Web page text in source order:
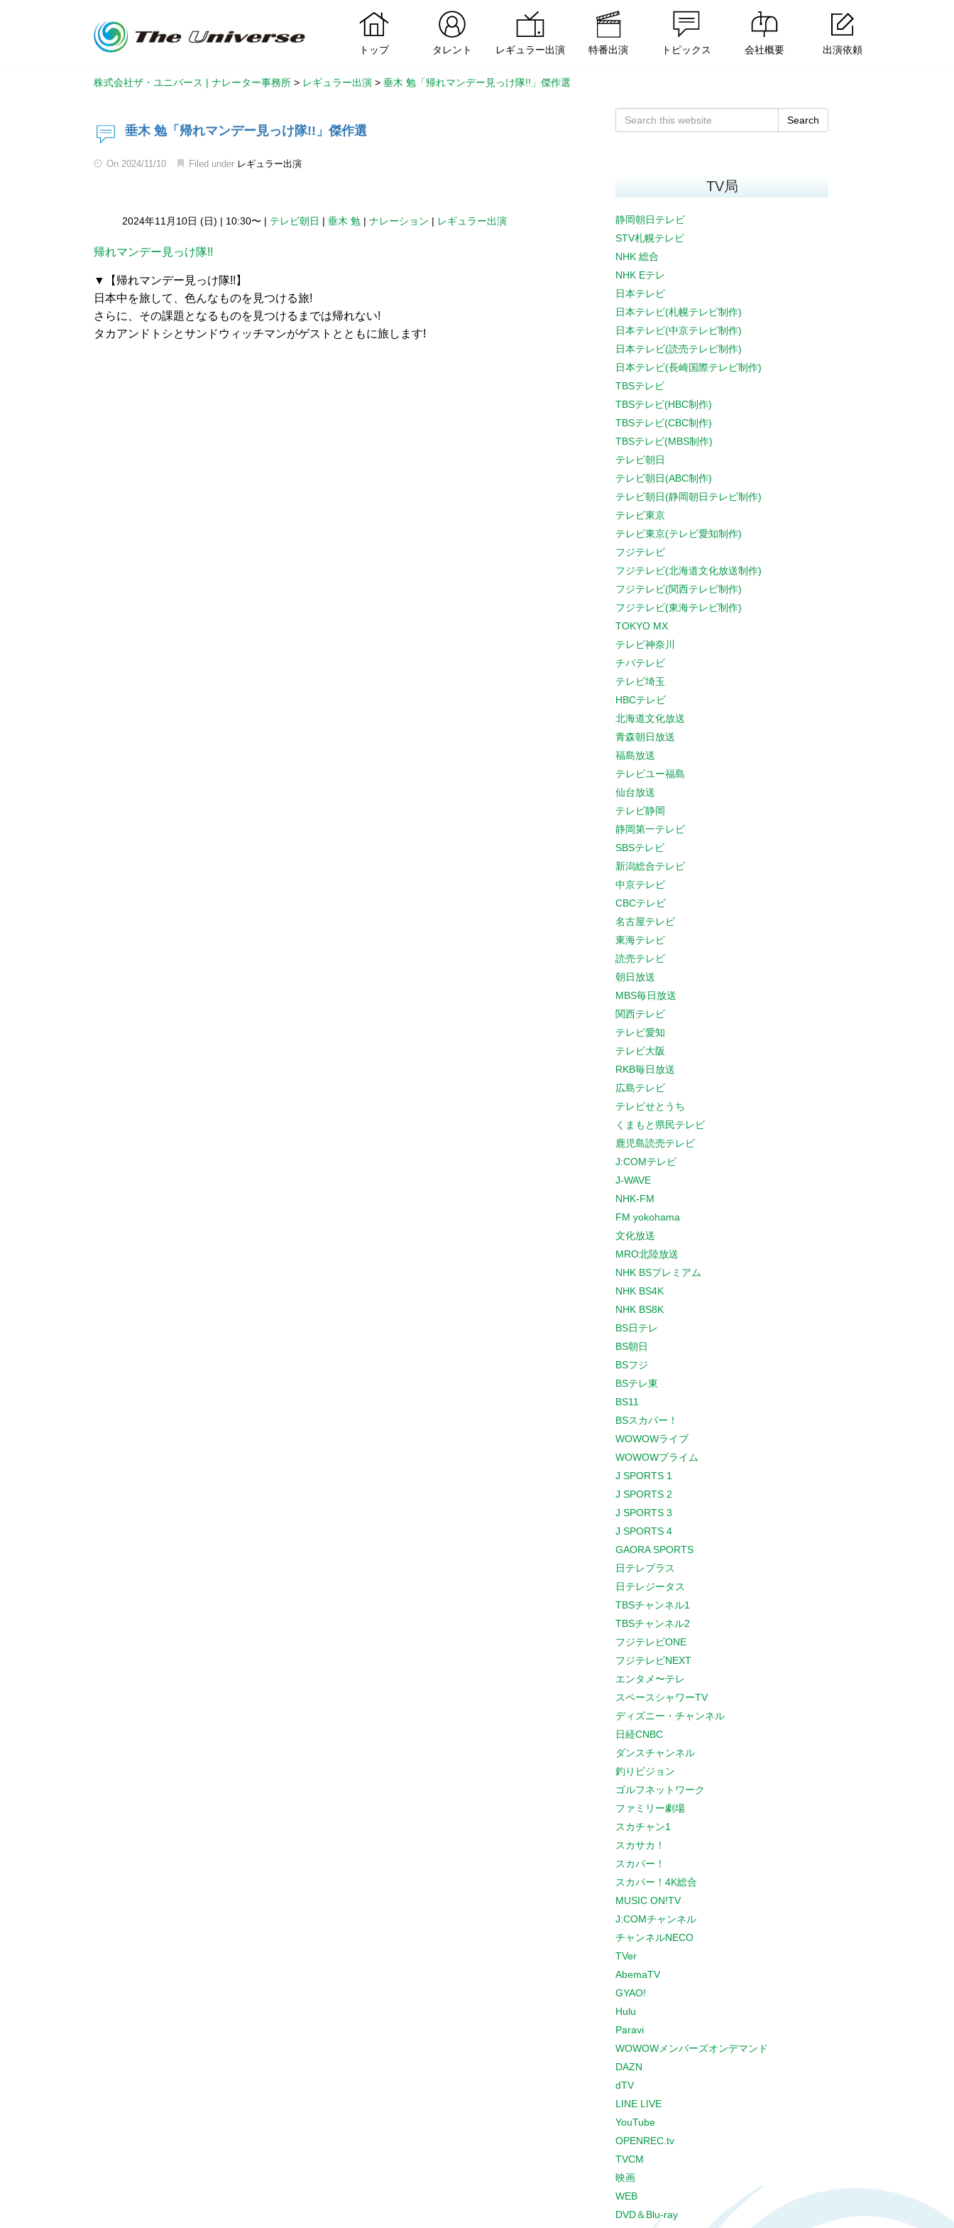
トップ タレント レギュラー出演 特番出演 トピックス 会社概要 出演依頼
株式会社ザ・ユニバース | ナレーター事務所 > レギュラー出演 > 垂木 勉「帰れマンデー見っけ隊!!」傑作選
垂木 勉「帰れマンデー見っけ隊!!」傑作選
On 2024/11/10 Filed under レギュラー出演
2024年11月10日 (日) | 10:30〜 | テレビ朝日 | 垂木 勉 | ナレーション | レギュラー出演
帰れマンデー見っけ隊!!
▼【帰れマンデー見っけ隊!!】
日本中を旅して、色んなものを見つける旅!
さらに、その課題となるものを見つけるまでは帰れない!
タカアンドトシとサンドウィッチマンがゲストとともに旅します!
Search
TV局
静岡朝日テレビ
STV札幌テレビ
NHK 総合
NHK Eテレ
日本テレビ
日本テレビ(札幌テレビ制作)
日本テレビ(中京テレビ制作)
日本テレビ(読売テレビ制作)
日本テレビ(長崎国際テレビ制作)
TBSテレビ
TBSテレビ(HBC制作)
TBSテレビ(CBC制作)
TBSテレビ(MBS制作)
テレビ朝日
テレビ朝日(ABC制作)
テレビ朝日(静岡朝日テレビ制作)
テレビ東京
テレビ東京(テレビ愛知制作)
フジテレビ
フジテレビ(北海道文化放送制作)
フジテレビ(関西テレビ制作)
フジテレビ(東海テレビ制作)
TOKYO MX
テレビ神奈川
チバテレビ
テレビ埼玉
HBCテレビ
北海道文化放送
青森朝日放送
福島放送
テレビユー福島
仙台放送
テレビ静岡
静岡第一テレビ
SBSテレビ
新潟総合テレビ
中京テレビ
CBCテレビ
名古屋テレビ
東海テレビ
読売テレビ
朝日放送
MBS毎日放送
関西テレビ
テレビ愛知
テレビ大阪
RKB毎日放送
広島テレビ
テレビせとうち
くまもと県民テレビ
鹿児島読売テレビ
J:COMテレビ
J-WAVE
NHK-FM
FM yokohama
文化放送
MRO北陸放送
NHK BSプレミアム
NHK BS4K
NHK BS8K
BS日テレ
BS朝日
BSフジ
BSテレ東
BS11
BSスカパー！
WOWOWライブ
WOWOWプライム
J SPORTS 1
J SPORTS 2
J SPORTS 3
J SPORTS 4
GAORA SPORTS
日テレプラス
日テレジータス
TBSチャンネル1
TBSチャンネル2
フジテレビONE
フジテレビNEXT
エンタメ〜テレ
スペースシャワーTV
ディズニー・チャンネル
日経CNBC
ダンスチャンネル
釣りビジョン
ゴルフネットワーク
ファミリー劇場
スカチャン1
スカサカ！
スカパー！
スカパー！4K総合
MUSIC ON!TV
J:COMチャンネル
チャンネルNECO
TVer
AbemaTV
GYAO!
Hulu
Paravi
WOWOWメンバーズオンデマンド
DAZN
dTV
LINE LIVE
YouTube
OPENREC.tv
TVCM
映画
WEB
DVD＆Blu-ray